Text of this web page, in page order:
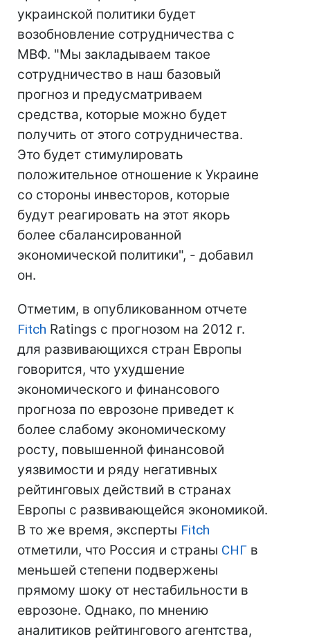
украинской политики будет
возобновление сотрудничества с
МВФ. "Мы закладываем такое
сотрудничество в наш базовый
прогноз и предусматриваем
средства, которые можно будет
получить от этого сотрудничества.
Это будет стимулировать
положительное отношение к Украине
со стороны инвесторов, которые
будут реагировать на этот якорь
более сбалансированной
экономической политики", - добавил
он.
Отметим, в опубликованном отчете
Fitch Ratings с прогнозом на 2012 г.
для развивающихся стран Европы
говорится, что ухудшение
экономического и финансового
прогноза по еврозоне приведет к
более слабому экономическому
росту, повышенной финансовой
уязвимости и ряду негативных
рейтинговых действий в странах
Европы с развивающейся экономикой.
В то же время, эксперты Fitch
отметили, что Россия и страны СНГ в
меньшей степени подвержены
прямому шоку от нестабильности в
еврозоне. Однако, по мнению
аналитиков рейтингового агентства,